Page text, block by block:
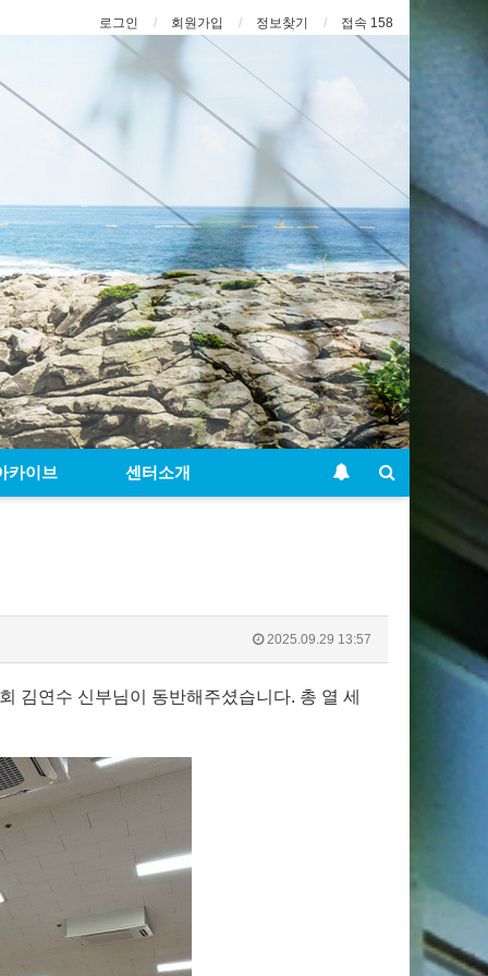
로그인 회원가입 정보찾기 접속 158
카이브 센터소개
2025.09.29 13:57
김연수 신부님이 동반해주셨습니다. 총 열 세